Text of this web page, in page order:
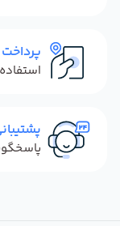
پرداخت